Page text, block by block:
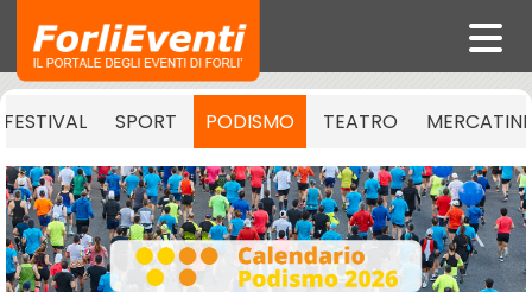
FESTIVAL SPORT PODISMO TEATRO MERCATINI